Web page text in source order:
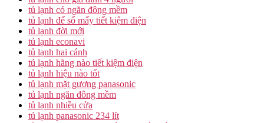
tủ lạnh có ngăn đông mềm
tủ lạnh để số mấy tiết kiệm điện
tủ lạnh đời mới
tủ lạnh econavi
tủ lạnh hai cánh
tủ lạnh hãng nào tiết kiệm điện
tủ lạnh hiệu nào tốt
tủ lạnh mặt gương panasonic
tủ lạnh ngăn đông mềm
tủ lạnh nhiều cửa
tủ lạnh panasonic 234 lít